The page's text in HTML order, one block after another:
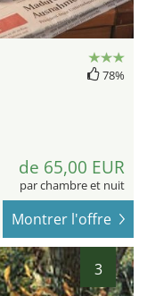
78%
de 65,00 EUR
par chambre et nuit
Montrer l'offre
3